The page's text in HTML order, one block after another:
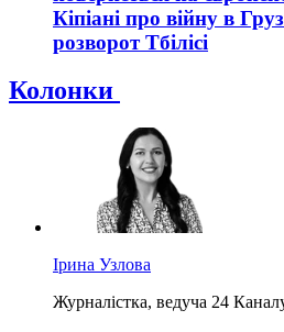
Кіпіані про війну в
розворот Тбілісі
Колонки
Ірина Узлова
Журналістка, ведуча 24